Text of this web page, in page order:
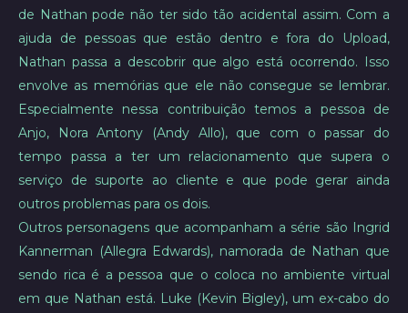
de Nathan pode não ter sido tão acidental assim. Com a
ajuda de pessoas que estão dentro e fora do Upload,
Nathan passa a descobrir que algo está ocorrendo. Isso
envolve as memórias que ele não consegue se lembrar.
Especialmente nessa contribuição temos a pessoa de
Anjo, Nora Antony (Andy Allo), que com o passar do
tempo passa a ter um relacionamento que supera o
serviço de suporte ao cliente e que pode gerar ainda
outros problemas para os dois.
Outros personagens que acompanham a série são Ingrid
Kannerman (Allegra Edwards), namorada de Nathan que
sendo rica é a pessoa que o coloca no ambiente virtual
em que Nathan está. Luke (Kevin Bigley), um ex-cabo do